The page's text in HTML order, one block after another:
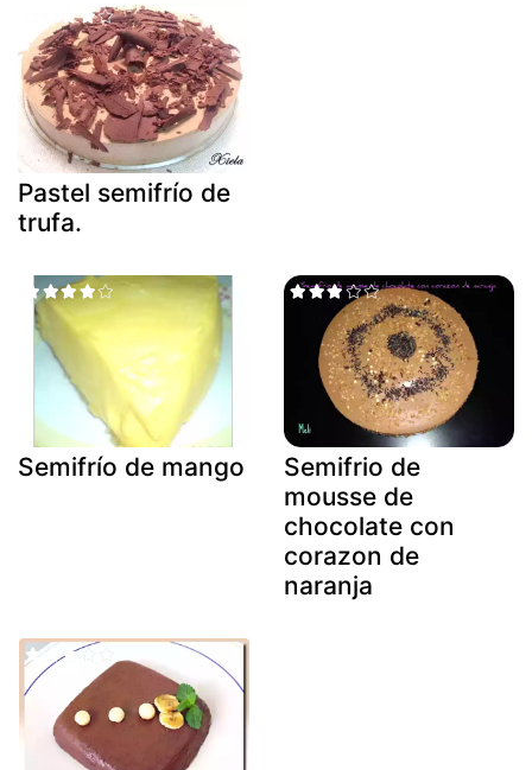
Pastel semifrío de
trufa.
Semifrío de mango
Semifrio de
mousse de
chocolate con
corazon de
naranja